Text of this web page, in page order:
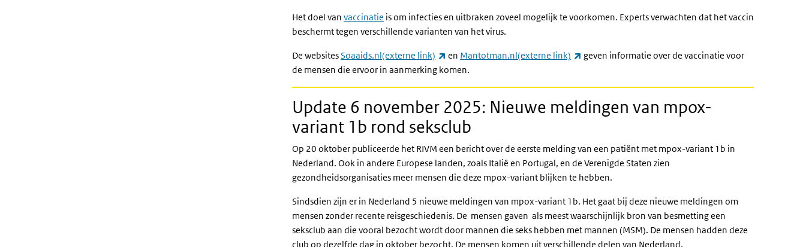
Het doel van vaccinatie is om infecties en uitbraken zoveel mogelijk te voorkomen. Experts verwachten dat het vaccin
beschermt tegen verschillende varianten van het virus.
De websitesSoaaids.nl(externe link) (externe link)
en Mantotman.nl(externe link) (externe link)
geven informatie over de vaccinatie voor
de mensen die ervoor in aanmerking komen.
Update 6 november 2025: Nieuwe meldingen van mpox-
variant 1b rond seksclub
Op 20 oktober publiceerde het RIVM een bericht over de eerste melding van een patiënt met mpox-variant 1b in
Nederland. Ook in andere Europese landen, zoals Italië en Portugal, en de Verenigde Staten zien
gezondheidsorganisaties meer mensen die deze mpox-variant blijken te hebben.
Sindsdien zijn er in Nederland 5 nieuwe meldingen van mpox-variant 1b. Het gaat bij deze nieuwe meldingen om
mensen zonder recente reisgeschiedenis. De mensen gaven als meest waarschijnlijk bron van besmetting een
seksclub aan die vooral bezocht wordt door mannen die seks hebben met mannen (MSM). De mensen hadden deze
club op dezelfde dag in oktober bezocht. De mensen komen uit verschillende delen van Nederland.